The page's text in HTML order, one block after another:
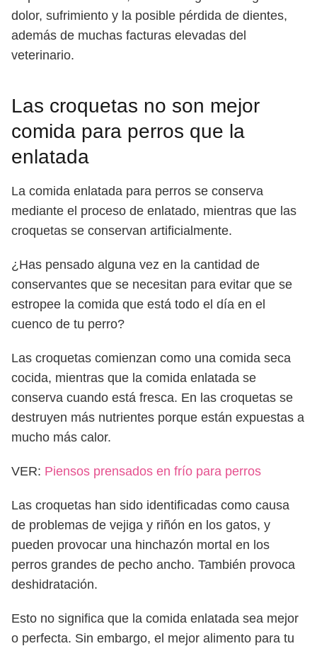
dolor, sufrimiento y la posible pérdida de dientes,
además de muchas facturas elevadas del
veterinario.
Las croquetas no son mejor
comida para perros que la
enlatada
La comida enlatada para perros se conserva
mediante el proceso de enlatado, mientras que las
croquetas se conservan artificialmente.
¿Has pensado alguna vez en la cantidad de
conservantes que se necesitan para evitar que se
estropee la comida que está todo el día en el
cuenco de tu perro?
Las croquetas comienzan como una comida seca
cocida, mientras que la comida enlatada se
conserva cuando está fresca. En las croquetas se
destruyen más nutrientes porque están expuestas a
mucho más calor.
VER: Piensos prensados en frío para perros
Las croquetas han sido identificadas como causa
de problemas de vejiga y riñón en los gatos, y
pueden provocar una hinchazón mortal en los
perros grandes de pecho ancho. También provoca
deshidratación.
Esto no significa que la comida enlatada sea mejor
o perfecta. Sin embargo, el mejor alimento para tu